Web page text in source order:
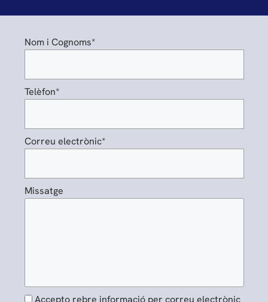
Nom i Cognoms*
Telèfon*
Correu electrònic*
Missatge
Accepto rebre informació per correu electrònic